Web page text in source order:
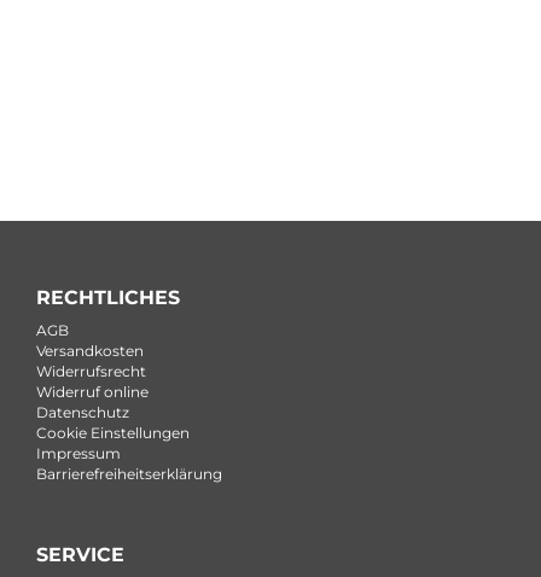
RECHTLICHES
AGB
Versandkosten
Widerrufsrecht
Widerruf online
Datenschutz
Cookie Einstellungen
Impressum
Barrierefreiheitserklärung
SERVICE